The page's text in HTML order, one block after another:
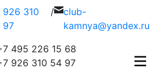
926 310
97
/ club-
kamnya@yandex.ru
495 226 15 68
926 310 54 97